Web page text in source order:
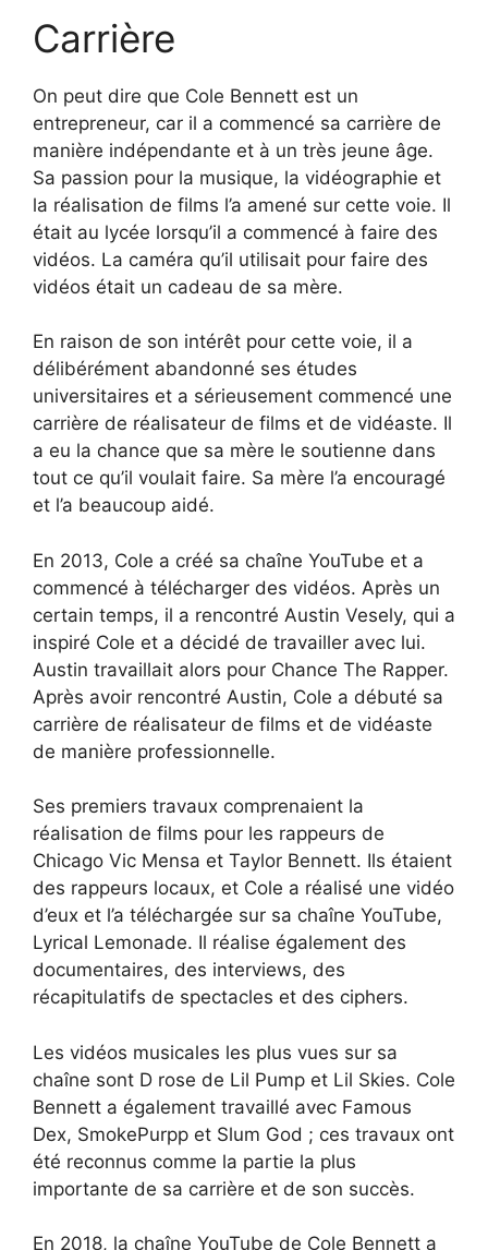
Carrière
On peut dire que Cole Bennett est un
entrepreneur, car il a commencé sa carrière de
manière indépendante et à un très jeune âge.
Sa passion pour la musique, la vidéographie et
la réalisation de films l’a amené sur cette voie. Il
était au lycée lorsqu’il a commencé à faire des
vidéos. La caméra qu’il utilisait pour faire des
vidéos était un cadeau de sa mère.
En raison de son intérêt pour cette voie, il a
délibérément abandonné ses études
universitaires et a sérieusement commencé une
carrière de réalisateur de films et de vidéaste. Il
a eu la chance que sa mère le soutienne dans
tout ce qu’il voulait faire. Sa mère l’a encouragé
et l’a beaucoup aidé.
En 2013, Cole a créé sa chaîne YouTube et a
commencé à télécharger des vidéos. Après un
certain temps, il a rencontré Austin Vesely, qui a
inspiré Cole et a décidé de travailler avec lui.
Austin travaillait alors pour Chance The Rapper.
Après avoir rencontré Austin, Cole a débuté sa
carrière de réalisateur de films et de vidéaste
de manière professionnelle.
Ses premiers travaux comprenaient la
réalisation de films pour les rappeurs de
Chicago Vic Mensa et Taylor Bennett. Ils étaient
des rappeurs locaux, et Cole a réalisé une vidéo
d’eux et l’a téléchargée sur sa chaîne YouTube,
Lyrical Lemonade. Il réalise également des
documentaires, des interviews, des
récapitulatifs de spectacles et des ciphers.
Les vidéos musicales les plus vues sur sa
chaîne sont D rose de Lil Pump et Lil Skies. Cole
Bennett a également travaillé avec Famous
Dex, SmokePurpp et Slum God ; ces travaux ont
été reconnus comme la partie la plus
importante de sa carrière et de son succès.
En 2018, la chaîne YouTube de Cole Bennett a